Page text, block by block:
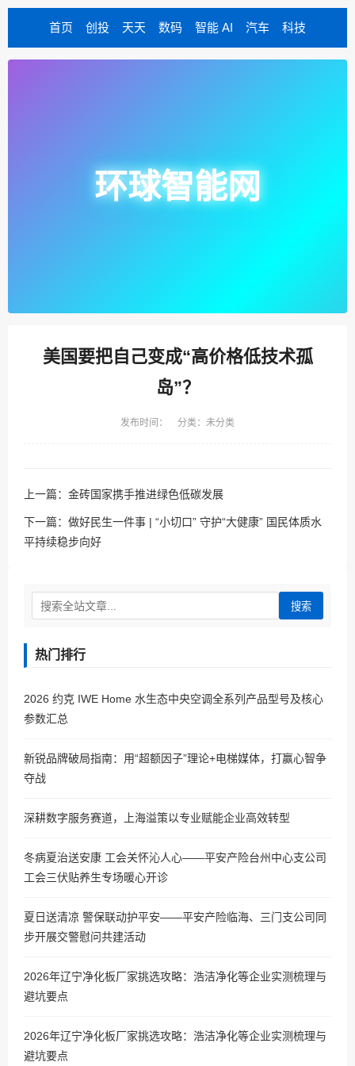
首页 创投 天天 数码 智能 AI 汽车 科技
环球智能网
美国要把自己变成“高价格低技术孤
岛”？
发布时间： 分类：未分类
上一篇： 金砖国家携手推进绿色低碳发展
下一篇： 做好民生一件事 | “小切口” 守护“大健康” 国民体质水
平持续稳步向好
搜索
热门排行
2026 约克 IWE Home 水生态中央空调全系列产品型号及核心
参数汇总
新锐品牌破局指南：用“超额因子”理论+电梯媒体，打赢心智争
夺战
深耕数字服务赛道，上海溢策以专业赋能企业高效转型
冬病夏治送安康 工会关怀沁人心——平安产险台州中心支公司
工会三伏贴养生专场暖心开诊
夏日送清凉 警保联动护平安——平安产险临海、三门支公司同
步开展交警慰问共建活动
2026年辽宁净化板厂家挑选攻略：浩洁净化等企业实测梳理与
避坑要点
2026年辽宁净化板厂家挑选攻略：浩洁净化等企业实测梳理与
避坑要点